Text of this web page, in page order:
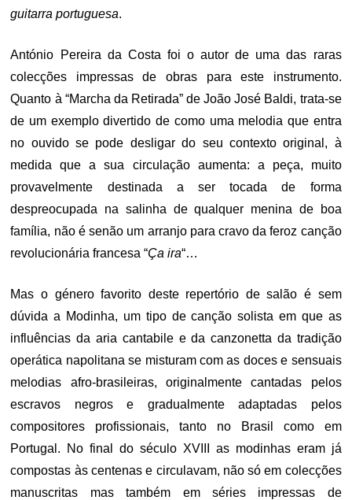
guitarra portuguesa.
António Pereira da Costa foi o autor de uma das raras
colecções impressas de obras para este instrumento.
Quanto à “Marcha da Retirada” de João José Baldi, trata-se
de um exemplo divertido de como uma melodia que entra
no ouvido se pode desligar do seu contexto original, à
medida que a sua circulação aumenta: a peça, muito
provavelmente destinada a ser tocada de forma
despreocupada na salinha de qualquer menina de boa
família, não é senão um arranjo para cravo da feroz canção
revolucionária francesa “Ça ira“…
Mas o género favorito deste repertório de salão é sem
dúvida a Modinha, um tipo de canção solista em que as
influências da aria cantabile e da canzonetta da tradição
operática napolitana se misturam com as doces e sensuais
melodias afro-brasileiras, originalmente cantadas pelos
escravos negros e gradualmente adaptadas pelos
compositores profissionais, tanto no Brasil como em
Portugal. No final do século XVIII as modinhas eram já
compostas às centenas e circulavam, não só em colecções
manuscritas mas também em séries impressas de